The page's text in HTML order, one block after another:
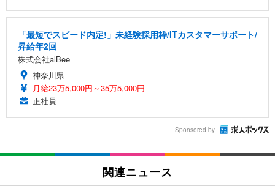
「最短でスピード内定!」未経験採用枠/ITカスタマーサポート/
昇給年2回
株式会社alBee
神奈川県
月給23万5,000円～35万5,000円
正社員
Sponsored by
関連ニュース